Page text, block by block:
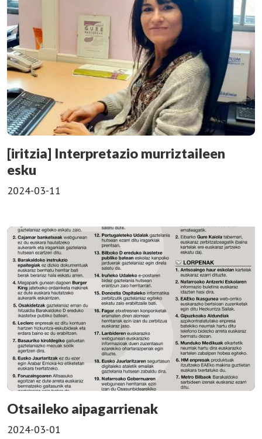
[iritzia] Interpretazio murriztaileen
esku
2024-03-11
Otsaileko aipagarrienak
2024-03-01